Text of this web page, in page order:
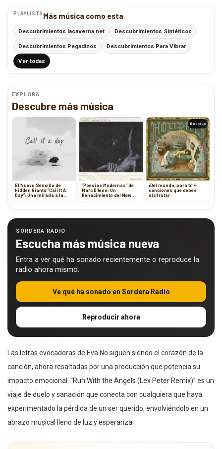
PLAYLISTS Más música como esta
Descubrimientos lacaverna.net Descubrimientos Sintéticos
Descubrimientos Pegadizos Descubrimientos Para Vibrar
Ver todas
EXPLORA
Descubre más música
El Nuevo Sencillo de
Hidden Giants “Call It A
Day”: Una mirada a la
“Poesías Modernas” de
Marc D’leon: Un
Renacimiento del New
Roundup
¡Del mundo, para ti! 4
canciones que debes
disfrutar
SORDERA RADIO
Escucha más música nueva
Entra a ver qué ha sonado recientemente o reproduce la
radio ahora mismo.
Ve qué ha sonado en Sordera Radio
Reproducir ahora
Las letras evocadoras de Eva No siguen siendo el corazón de la
canción, ahora resaltadas por una producción que potencia su
impacto emocional. “Run With the Angels (Lex Peter Remix)” es un
viaje de duelo y sanación que conecta con cualquiera que haya
experimentado la pérdida de un ser querido, envolviéndolo en un
abrazo musical lleno de luz y esperanza.